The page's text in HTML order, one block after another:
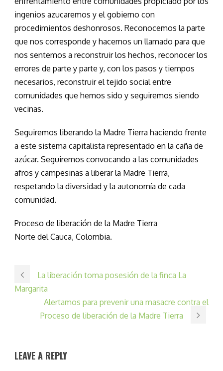
ingenios azucaremos y el gobierno con
procedimientos deshonrosos. Reconocemos la parte
que nos corresponde y hacemos un llamado para que
nos sentemos a reconstruir los hechos, reconocer los
errores de parte y parte y, con los pasos y tiempos
necesarios, reconstruir el tejido social entre
comunidades que hemos sido y seguiremos siendo
vecinas.
Seguiremos liberando la Madre Tierra haciendo frente
a este sistema capitalista representado en la caña de
azúcar. Seguiremos convocando a las comunidades
afros y campesinas a liberar la Madre Tierra,
respetando la diversidad y la autonomía de cada
comunidad.
Proceso de liberación de la Madre Tierra
Norte del Cauca, Colombia.
La liberación toma posesión de la finca La
Margarita
Alertamos para prevenir una masacre contra el
Proceso de liberación de la Madre Tierra
LEAVE A REPLY